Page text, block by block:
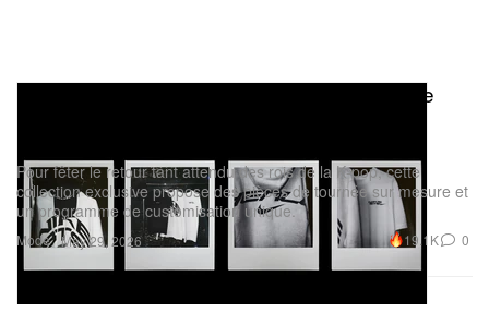
Mode
Nike et BTS dévoilent la merch de la tournée
Pour fêter le retour tant attendu des rois de la K‑pop, cette
collection exclusive propose des pièces de tournée sur mesure et
un programme de customisation unique.
May 29, 2026 19.1K 0